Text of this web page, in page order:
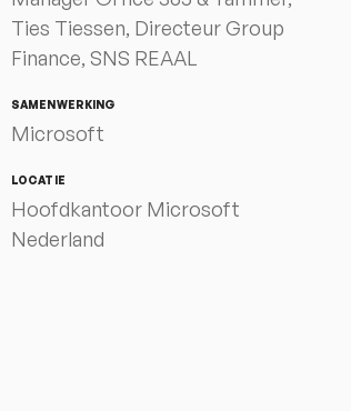
Ties Tiessen, Directeur Group
Finance, SNS REAAL
SAMENWERKING
Microsoft
LOCATIE
Hoofdkantoor Microsoft
Nederland